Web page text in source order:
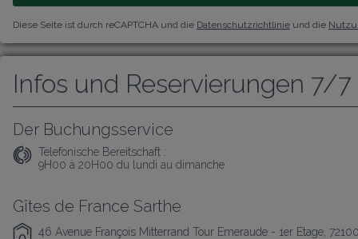
Diese Seite ist durch reCAPTCHA und die Datenschutzrichtlinie und die
Infos und Reservierungen 7/7
Der Buchungsservice
Telefonische Bereitschaft :
9H00 à 20H00 du lundi au dimanche
Gîtes de France Sarthe
46 Avenue François Mitterrand Tour Emeraude - 1er Etage,